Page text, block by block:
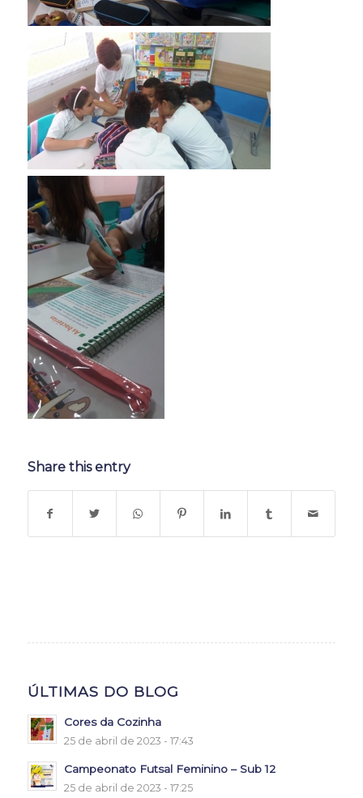
Share this entry
ÚLTIMAS DO BLOG
Cores da Cozinha
25 de abril de 2023 - 17:43
Campeonato Futsal Feminino – Sub 12
25 de abril de 2023 - 17:25